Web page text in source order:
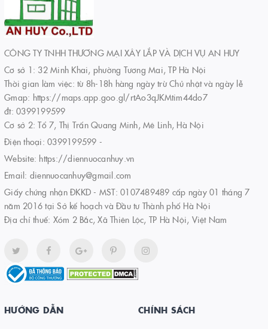
CÔNG TY TNHH THƯƠNG MẠI XÂY LẮP VÀ DỊCH VỤ AN HUY
Cơ sở 1: 32 Minh Khai, phường Tương Mai, TP Hà Nội
Thời gian làm việc: từ 8h-18h hàng ngày trừ Chủ nhật và ngày lễ
Gmap: https://maps.app.goo.gl/rtAo3qJKMtim44do7
đt: 0399199599
Cơ sở 2: Tổ 7, Thị Trấn Quang Minh, Mê Linh, Hà Nội
Điện thoại: 0399199599 -
Website: https://diennuocanhuy.vn
Email: diennuocanhuy@gmail.com
Giấy chứng nhận ĐKKD - MST: 0107489489 cấp ngày 01 tháng 7
năm 2016 tại Sở kế hoạch và Đầu tư Thành phố Hà Nội
Địa chỉ thuế: Xóm 2 Bắc, Xã Thiên Lộc, TP Hà Nội, Việt Nam
HƯỚNG DẪN CHÍNH SÁCH